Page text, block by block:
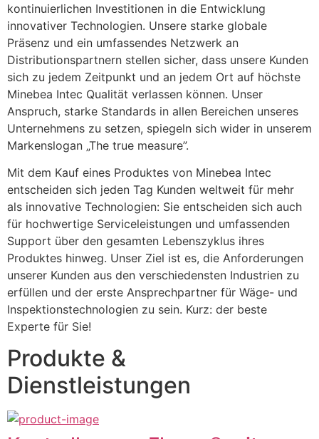
kontinuierlichen Investitionen in die Entwicklung
innovativer Technologien. Unsere starke globale
Präsenz und ein umfassendes Netzwerk an
Distributionspartnern stellen sicher, dass unsere Kunden
sich zu jedem Zeitpunkt und an jedem Ort auf höchste
Minebea Intec Qualität verlassen können. Unser
Anspruch, starke Standards in allen Bereichen unseres
Unternehmens zu setzen, spiegeln sich wider in unserem
Markenslogan „The true measure”.
Mit dem Kauf eines Produktes von Minebea Intec
entscheiden sich jeden Tag Kunden weltweit für mehr
als innovative Technologien: Sie entscheiden sich auch
für hochwertige Serviceleistungen und umfassenden
Support über den gesamten Lebenszyklus ihres
Produktes hinweg. Unser Ziel ist es, die Anforderungen
unserer Kunden aus den verschiedensten Industrien zu
erfüllen und der erste Ansprechpartner für Wäge- und
Inspektionstechnologien zu sein. Kurz: der beste
Experte für Sie!
Produkte &
Dienstleistungen